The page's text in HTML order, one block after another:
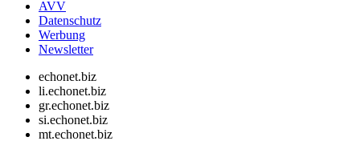
AVV
Datenschutz
Werbung
Newsletter
echonet.biz
li.echonet.biz
gr.echonet.biz
si.echonet.biz
mt.echonet.biz